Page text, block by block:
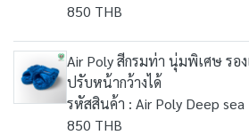
850 THB
Air Poly สีกรมท่า นุ่มพิเศษ รอ
ปรับหน้ากว้างได้
รหัสสินค้า : Air Poly Deep sea
850 THB